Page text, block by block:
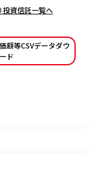
投資信託一覧へ
額等CSVデータダウ
ド